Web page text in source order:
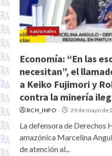
nacionales
Economía: “En las
necesitan”, el
a Keiko Fujimori y
contra la minería
RCH_INFO 29 de mayo de
La defensora de Derechos
amazónica Marcelina
de atención al...